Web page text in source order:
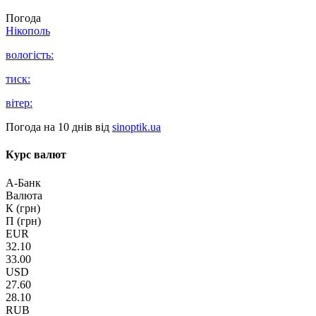
Погода
Нікополь
вологість:
тиск:
вітер:
Погода на 10 днів від sinoptik.ua
Курс валют
А-Банк
Валюта
К (грн)
П (грн)
EUR
32.10
33.00
USD
27.60
28.10
RUB